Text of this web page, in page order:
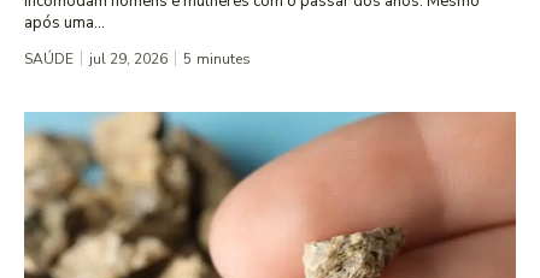
após uma...
SAÚDE jul 29, 2026 5 minutes